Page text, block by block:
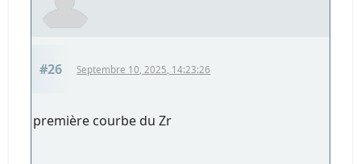
#26 Septembre 10, 2025, 14:23:26
première courbe du Zr